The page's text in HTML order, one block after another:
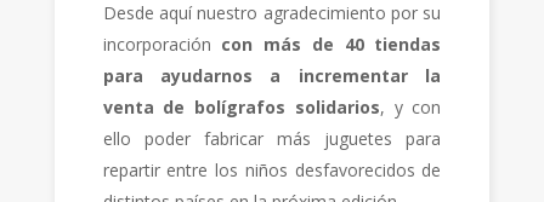
Desde aquí nuestro agradecimiento por su
incorporación con más de 40 tiendas
para ayudarnos a incrementar la
venta de bolígrafos solidarios, y con
ello poder fabricar más juguetes para
repartir entre los niños desfavorecidos de